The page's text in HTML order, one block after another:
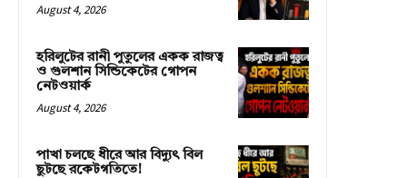
August 4, 2026
হরিলুটের রানী পুতুলের একক রাজত্ব
ও গুলশান সিন্ডিকেটের গোপন
নেটওয়ার্ক
August 4, 2026
পাখা চলছে ধীরে আর বিদ্যুৎ বিল
ছুটছে রকেটগতিতে!